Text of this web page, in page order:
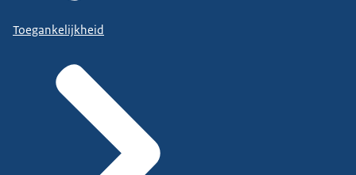
Toegankelijkheid